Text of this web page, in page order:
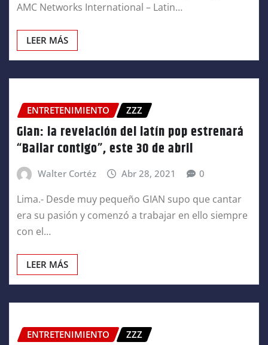
AMC Networks International – Latin…
LEER MÁS
ENTRETENIMIENTO ZZZ
Gian: la revelación del latín pop estrenará
“Bailar contigo”, este 30 de abril
Walter Cortéz Abr 28, 2021 0
Lima.- Desde muy pequeño GIAN supo que cantar
era su pasión y comenzó a trabajar en ello siempre
con el…
LEER MÁS
ENTRETENIMIENTO ZZZ